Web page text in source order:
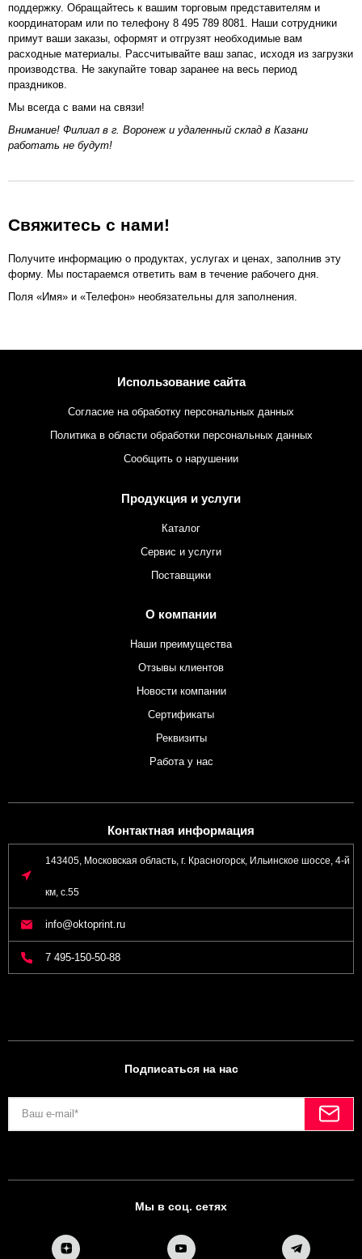
поддержку. Обращайтесь к вашим торговым представителям и
координаторам или по телефону 8 495 789 8081. Наши сотрудники
примут ваши заказы, оформят и отгрузят необходимые вам
расходные материалы. Рассчитывайте ваш запас, исходя из загрузки
производства. Не закупайте товар заранее на весь период
праздников.
Мы всегда с вами на связи!
Внимание! Филиал в г. Воронеж и удаленный склад в Казани
работать не будут!
Свяжитесь с нами!
Получите информацию о продуктах, услугах и ценах, заполнив эту
форму. Мы постараемся ответить вам в течение рабочего дня.
Поля «Имя» и «Телефон» необязательны для заполнения.
Использование сайта
Согласие на обработку персональных данных
Политика в области обработки персональных данных
Сообщить о нарушении
Продукция и услуги
Каталог
Сервис и услуги
Поставщики
О компании
Наши преимущества
Отзывы клиентов
Новости компании
Сертификаты
Реквизиты
Работа у нас
Контактная информация
143405, Московская область, г. Красногорск, Ильинское шоссе, 4-й
км, с.55
info@oktoprint.ru
7 495-150-50-88
Подписаться на нас
Мы в соц. сетях